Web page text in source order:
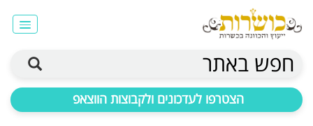
חפש באתר
הצטרפו לעדכונים ולקבוצות הווצאפ